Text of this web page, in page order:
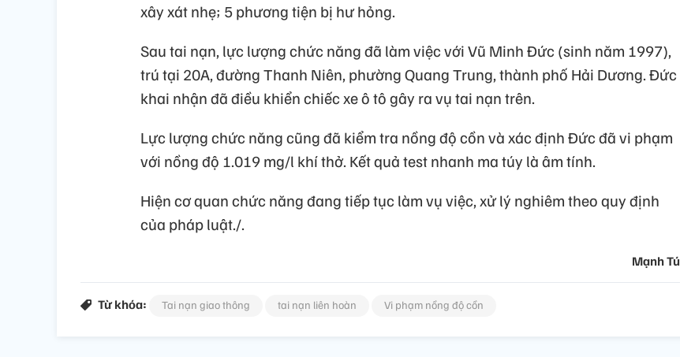
xây xát nhẹ; 5 phương tiện bị hư hỏng.
Sau tai nạn, lực lượng chức năng đã làm việc với Vũ Minh Đức (sinh năm 1997),
trú tại 20A, đường Thanh Niên, phường Quang Trung, thành phố Hải Dương. Đức
khai nhận đã điều khiển chiếc xe ô tô gây ra vụ tai nạn trên.
Lực lượng chức năng cũng đã kiểm tra nồng độ cồn và xác định Đức đã vi phạm
với nồng độ 1.019 mg/l khí thở. Kết quả test nhanh ma túy là âm tính.
Hiện cơ quan chức năng đang tiếp tục làm vụ việc, xử lý nghiêm theo quy định
của pháp luật./.
Mạnh Tú
Từ khóa: Tai nạn giao thông tai nạn liên hoàn Vi phạm nồng độ cồn